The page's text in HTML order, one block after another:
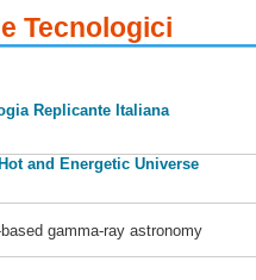
Tecnologici
Replicante Italiana
and Energetic Universe
gamma-ray astronomy